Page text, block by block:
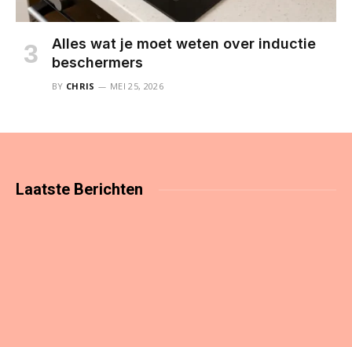
Alles wat je moet weten over inductie
beschermers
BY CHRIS MEI 25, 2026
Laatste Berichten